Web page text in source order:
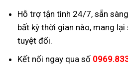
Hỗ trợ tận tình 24/7, sẵn
bất kỳ thời gian nào, mang
tuyệt đối.
Kết nối ngay qua số